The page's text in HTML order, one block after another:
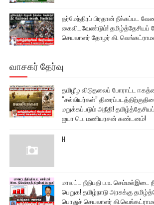
தர்மேந்திரப் பிரதான் நீக்கப்பட
கைவிடவேண்டும்! தமிழ்த்தேசியப்
செயலாளர் தோழர் கி.
வாசகர் தேர்வு
தமிழீழ விடுதலைப் போராட்ட
“சல்லியர்கள்”
மறுக்கப்படும் அநீதி!
ஐயா பெ. மணியரசன் கண்டனம்!
H
மாவட்ட நீதிபதி ப.உ. செம்மல்இடை
பெறுக! தமிழ்நாடு அரசுக்கு
பொதுச் செயலாளர்